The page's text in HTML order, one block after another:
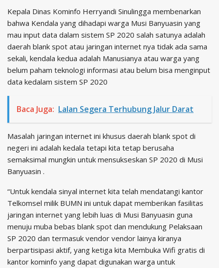
Kepala Dinas Kominfo Herryandi Sinulingga membenarkan
bahwa Kendala yang dihadapi warga Musi Banyuasin yang
mau input data dalam sistem SP 2020 salah satunya adalah
daerah blank spot atau jaringan internet nya tidak ada sama
sekali, kendala kedua adalah Manusianya atau warga yang
belum paham teknologi informasi atau belum bisa menginput
data kedalam sistem SP 2020
Baca Juga: Lalan Segera Terhubung Jalur Darat
Masalah jaringan internet ini khusus daerah blank spot di
negeri ini adalah kedala tetapi kita tetap berusaha
semaksimal mungkin untuk mensukseskan SP 2020 di Musi
Banyuasin .
“Untuk kendala sinyal internet kita telah mendatangi kantor
Telkomsel milik BUMN ini untuk dapat memberikan fasilitas
jaringan internet yang lebih luas di Musi Banyuasin guna
menuju muba bebas blank spot dan mendukung Pelaksaan
SP 2020 dan termasuk vendor vendor lainya kiranya
berpartisipasi aktif, yang ketiga kita Membuka Wifi gratis di
kantor kominfo yang dapat digunakan warga untuk